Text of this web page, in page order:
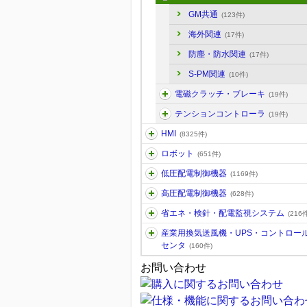
GM共通 (123件)
海外関連 (17件)
防塵・防水関連 (17件)
S-PM関連 (10件)
電磁クラッチ・ブレーキ (19件)
テンションコントローラ (19件)
HMI (8325件)
ロボット (651件)
低圧配電制御機器 (1169件)
高圧配電制御機器 (628件)
省エネ・検針・配電監視システム (216
産業用換気送風機・UPS・コントロー
センタ
(160件)
お問い合わせ